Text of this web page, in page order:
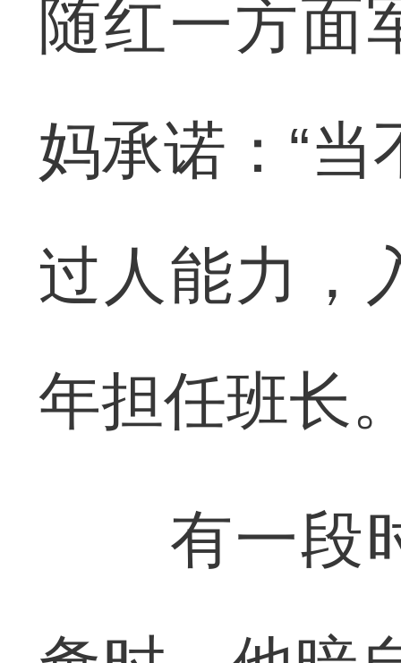
随红一方面
妈承诺：“
过人能力，
年担任班长
有一段时